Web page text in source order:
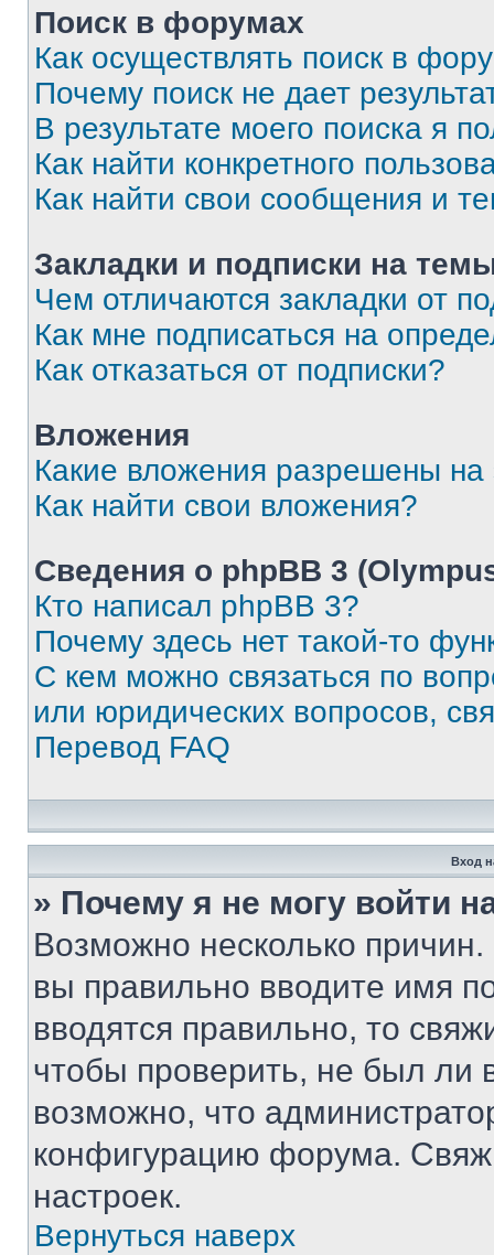
Поиск в форумах
Как осуществлять поиск в
Почему поиск не дает
В результате моего поиска я
Как найти конкретного
Как найти свои сообщения и
Закладки и подписки на
Чем отличаются закладки от
Как мне подписаться на
Как отказаться от подписки?
Вложения
Какие вложения разрешены
Как найти свои вложения?
Сведения о phpBB 3
Кто написал phpBB 3?
Почему здесь нет такой-то
С кем можно связаться по
или юридических вопросов,
Перевод FAQ
Вход
» Почему я не могу войти
Возможно несколько
вы правильно вводите имя
вводятся правильно, то
чтобы проверить, не был ли
возможно, что
конфигурацию форума.
настроек.
Вернуться наверх